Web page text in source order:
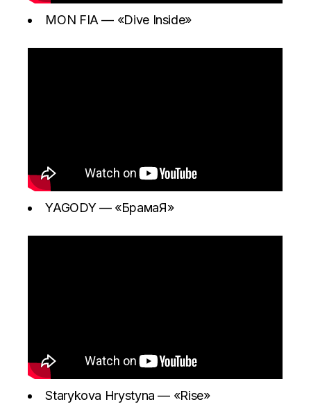
MON FIA — «Dive Inside»
YAGODY — «БрамаЯ»
Starykova Hrystyna — «Rise»